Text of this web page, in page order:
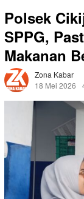
Polsek
SPPG,
Makanan
Zona Kabar
18 Mei 2026